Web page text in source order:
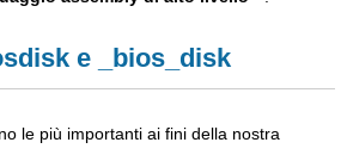
e _bios_disk
le più importanti ai fini della nostra